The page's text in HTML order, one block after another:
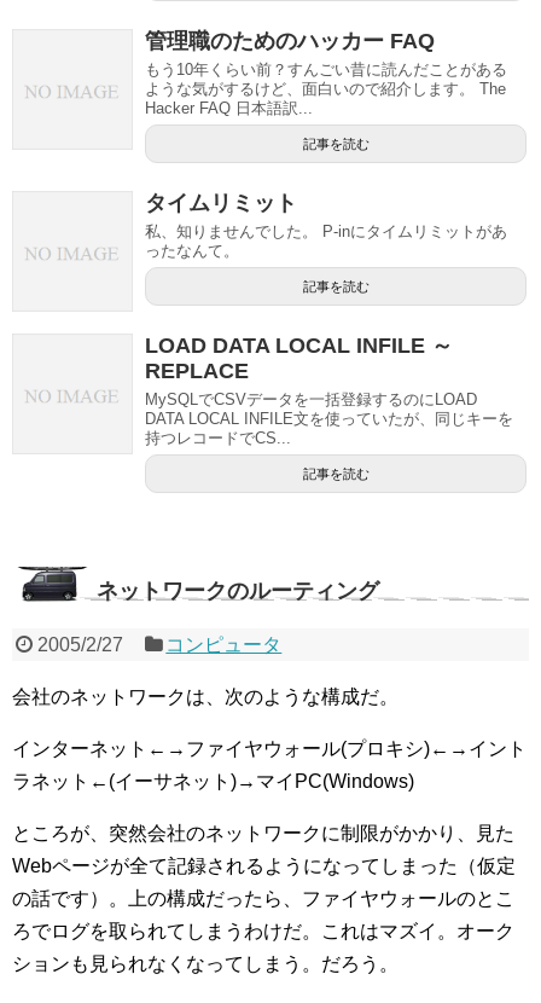
管理職のためのハッカー FAQ
もう10年くらい前？すんごい昔に読んだことがある
ような気がするけど、面白いので紹介します。 The
Hacker FAQ 日本語訳...
記事を読む
タイムリミット
私、知りませんでした。 P-inにタイムリミットがあ
ったなんて。
記事を読む
LOAD DATA LOCAL INFILE ～
REPLACE
MySQLでCSVデータを一括登録するのにLOAD
DATA LOCAL INFILE文を使っていたが、同じキーを
持つレコードでCS...
記事を読む
ネットワークのルーティング
2005/2/27 コンピュータ
会社のネットワークは、次のような構成だ。
インターネット←→ファイヤウォール(プロキシ)←→イント
ラネット←(イーサネット)→マイPC(Windows)
ところが、突然会社のネットワークに制限がかかり、見た
Webページが全て記録されるようになってしまった（仮定
の話です）。上の構成だったら、ファイヤウォールのとこ
ろでログを取られてしまうわけだ。これはマズイ。オーク
ションも見られなくなってしまう。だろう。